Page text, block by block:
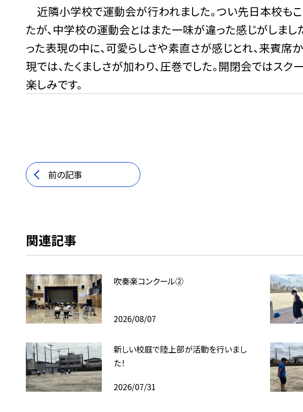
近隣小学校で運動会が行われました。つい先日本校も
たが、中学校の運動会とはまた一味が違った感じがしまし
った表現の中に、可愛らしさや素直さが感じとれ、来賓席
現では、たくましさが加わり、圧巻でした。開閉会ではス
楽しみです。
前の記事
関連記事
吹奏楽コンクール②
2026/08/07
新しい校庭で陸上部が活動を行いまし
た！
2026/07/31